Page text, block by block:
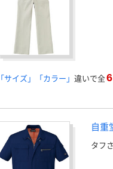
「サイズ」「カラー」 違いで全6
自重
タフ